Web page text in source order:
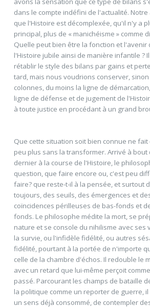
dans le compte indéfini de l'actualité.
que l'Histoire est décomplexée, qu'il n'y a
principal, plus de « manichéisme » comme
Quelle peut bien être la fonction et
l'Histoire jubile ainsi de manière infantile ?
rétablir le style des bilans par gains et
tard, mais nous voudrions conserver,
colonnes, du moins la ligne de
ligne de défense et de jugement de
à toute justice en procédant à un grand
Que cette situation soit bien connue ne
peu plus sans la transformer. Arrivé à
dernier à la course de l'Histoire, le
question, que faire encore ou, c'est peu
faire? que reste-t-il à la pensée, et surtout
toujours, des seuils, des émergences et
coïncidences périlleuses de bas-fonds et
fonds. Le philosophe médite la mort, se
nature et se console du nihilisme avec ses
la survie, ou l'infidèle fidélité, ou autres
fidélité, pourtant à la portée de n'importe
celle de la chambre d'échos. Il redouble le
avec un retard que lui-même perçoit
passé. Parcourant les champs de bataille
la politique comme un reporter de guerre,
un sens déjà consommé, de contempler